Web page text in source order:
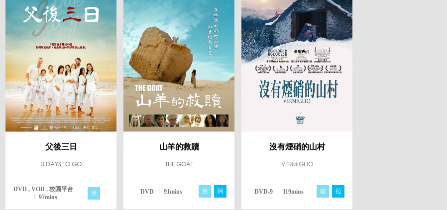
父後三日
3 DAYS TO GO
DVD , VOD , 校園平台
97mins
英
山羊的救贖
THE GOAT
DVD 91mins 英 阿
沒有煙硝的山村
VERMIGLIO
DVD-9 119mins 義 拉